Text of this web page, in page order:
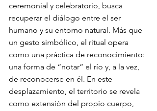
ceremonial y celebratorio, busca
recuperar el diálogo entre el ser
humano y su entorno natural. Más que
un gesto simbólico, el ritual opera
como una práctica de reconocimiento:
una forma de “notar” el río y, a la vez,
de reconocerse en él. En este
desplazamiento, el territorio se revela
como extensión del propio cuerpo,